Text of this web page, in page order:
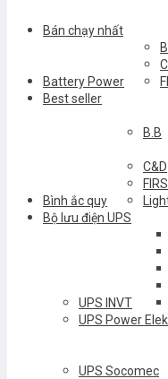
Bán chạy nhất
Battery Power
Best seller
Bình ắc quy
B.B
C&D
Bộ lưu điện UPS
UPS INVT
UPS Power
UPS Socomec